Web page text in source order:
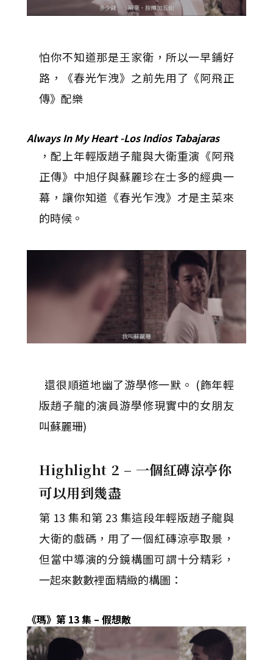
怕你不知道那是王家衛，所以一早鋪好
路，《春光乍洩》之前先用了《阿飛正
傳》配樂
Always In My Heart -Los Indios Tabajaras
，配上年輕版趙子龍與大衛重演《阿飛
正傳》中旭仔與蘇麗珍在士多的經典一
幕，讓你知道《春光乍洩》才是主菜來
的時候。
還很順道地幽了游學修一默。 (飾年輕
版趙子龍的演員游學修現實中的女朋友
叫蘇麗珊)
Highlight 2 – 一個紅磚涼亭你
可以用到幾盡
第 13 集和第 23 集這段年輕版趙子龍與
大衛的戲碼，用了一個紅磚涼亭取景，
但當中導演的分鏡構圖可謂十分精彩，
一起來數數裡面精緻的構圖：
《瑪》第 13集 – 假想敵